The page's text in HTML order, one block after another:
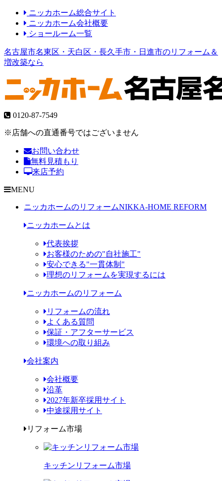
ニッカホーム総合サイト
ニッカホーム会社概要
ショールーム一覧
名古屋市名東区・天白区・長久手市・日進市のリフォーム＆
増改築なら
0120-87-7549
※店舗への直通番号ではございません
お問い合わせ
無料見積もり
来店予約
MENU
ニッカホームのリフォームNIKKA-HOME REFORM
ニッカホームとは
代表挨拶
お客様のための"自社施工"
安心できる"一貫体制"
理想のリフォームを実現するには
ニッカホームのリフォーム
リフォームの流れ
よくある質問
保証・アフターサービス
環境への取り組み
会社案内
会社概要
沿革
2027年新卒採用サイト
中途採用サイト
リフォーム市場
キッチンリフォーム市場